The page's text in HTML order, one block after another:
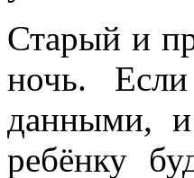
Старый и
ночь.
данными, и
ребёнку